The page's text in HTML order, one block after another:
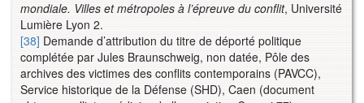
mondiale. Villes et métropoles à l’épreuve du conflit, Université
Lumière Lyon 2.
[38] Demande d’attribution du titre de déporté politique
complétée par Jules Braunschweig, non datée, Pôle des
archives des victimes des conflits contemporains (PAVCC),
Service historique de la Défense (SHD), Caen (document